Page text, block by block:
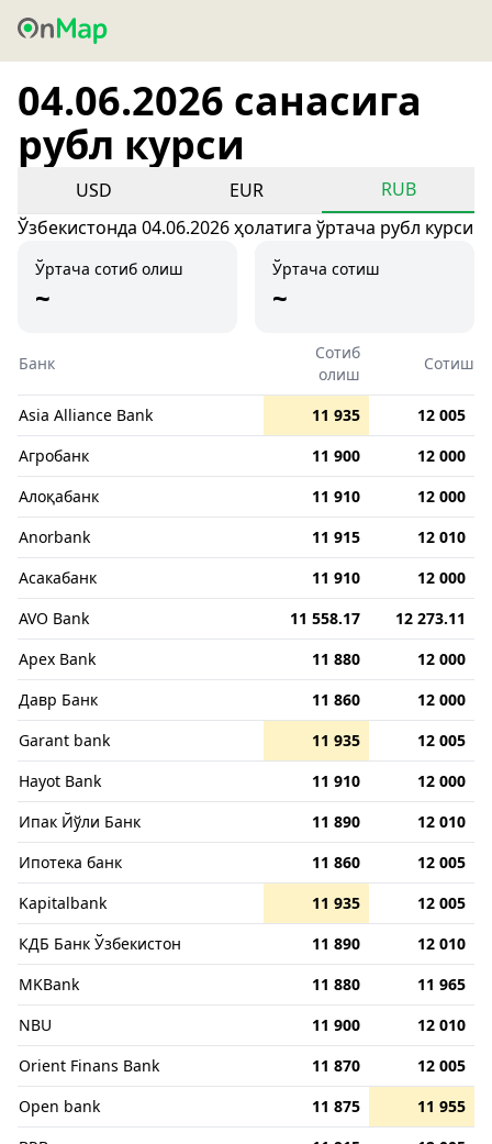
04.06.2026 санасига
рубл курси
USD EUR
RUB
Ўзбекистонда 04.06.2026 ҳолатига ўртача рубл курси
Ўртача сотиб олиш
~
Ўртача сотиш
~
Банк
Сотиб
олиш
Сотиш
Asia Alliance Bank 11 935
12 005
Агробанк
11 900
12 000
Алоқабанк
11 910
12 000
Anorbank
11 915
12 010
Асакабанк
11 910
12 000
AVO Bank
11 558.17
12 273.11
Apex Bank
11 880
12 000
Давр Банк
11 860
12 000
Garant bank
11 935
12 005
Hayot Bank
11 910
12 000
Ипак Йўли Банк
11 890
12 010
Ипотека банк
11 860
12 005
Kapitalbank
11 935
12 005
КДБ Банк Ўзбекистон
11 890
12 010
MKBank
11 880
11 965
NBU
11 900
12 010
Orient Finans Bank
11 870
12 005
Open bank
11 875
11 955